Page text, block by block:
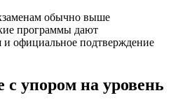
обычно выше
программы дают
и официальное подтверждение
упором на уровень